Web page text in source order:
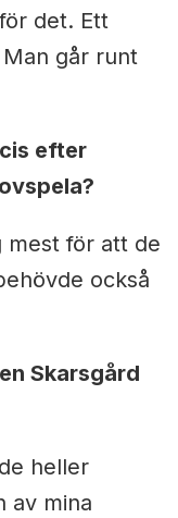
det. Ett
går runt
efter
mest för att de
också
Skarsgård
heller
av mina